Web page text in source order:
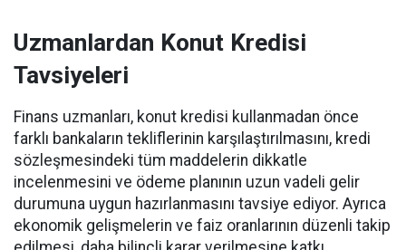
Uzmanlardan Konut Kredisi
Tavsiyeleri
Finans uzmanları, konut kredisi kullanmadan önce
farklı bankaların tekliflerinin karşılaştırılmasını, kredi
sözleşmesindeki tüm maddelerin dikkatle
incelenmesini ve ödeme planının uzun vadeli gelir
durumuna uygun hazırlanmasını tavsiye ediyor. Ayrıca
ekonomik gelişmelerin ve faiz oranlarının düzenli takip